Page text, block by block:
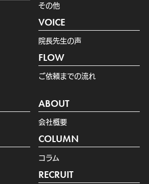
その他
VOICE
院長先生の声
FLOW
ご依頼までの流れ
ABOUT
会社概要
COLUMN
コラム
RECRUIT